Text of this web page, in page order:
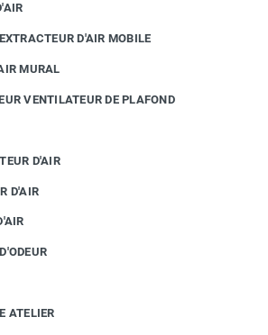
D'AIR MOBILE
MURAL
VENTILATEUR DE PLAFOND
D'AIR
D'AIR
ATELIER